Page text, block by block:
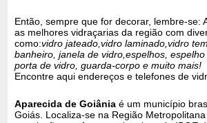
Então, sempre que for decorar, lembre-se:
as melhores vidraçarias da região com
como:vidro jateado,vidro laminado,vidro
banheiro, janela de vidro,espelhos, espelho
porta de vidro, guarda-corpo e muito mais!
Encontre aqui endereços e telefones de
Aparecida de Goiânia é um município
Goiás. Localiza-se na Região